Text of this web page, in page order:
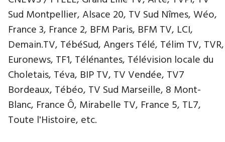
Sud Montpellier, Alsace 20, TV Sud Nîmes, Wéo,
France 3, France 2, BFM Paris, BFM TV, LCI,
Demain.TV, TébéSud, Angers Télé, Télim TV, TVR,
Euronews, TF1, Télénantes, Télévision locale du
Choletais, Téva, BIP TV, TV Vendée, TV7
Bordeaux, Tébéo, TV Sud Marseille, 8 Mont-
Blanc, France Ô, Mirabelle TV, France 5, TL7,
Toute l'Histoire, etc.